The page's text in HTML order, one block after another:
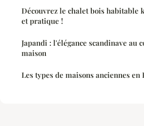
Découvrez le chalet bois habitable
et pratique !
Japandi : l'élégance scandinave au
maison
Les types de maisons anciennes en